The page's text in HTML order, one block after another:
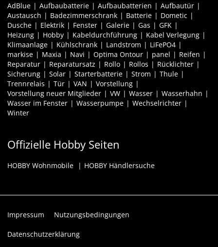
AdBlue Aufbaubatterie Aufbaubatterien
Aufbautür
Austausch
Badezimmerschrank Batterie
Dometic
Dusche
Elektrik Fenster Galerie Gas
GFK
Heizung
Hobby Kabeldurchführung
Kabel Verlegung
Klimaanlage
Kühlschrank Landstrom
LiFePO4
markise
Maxia Navi Optima Ontour panel
Reifen
Reparatur
Reparatursatz Rollo Rollos
Rücklichter
Sicherung
Solar Starterbatterie Strom
Thule
Trennrelais
Tür VAN
Vorstellung
Vorstellung neuer Mitglieder
VW Wasser
Wasserhahn
Wasser im Fenster
Wasserpumpe
Wechselrichter
Winter
Offizielle Hobby Seiten
HOBBY Wohnmobile HOBBY Händlersuche
Impressum Nutzungsbedingungen
Datenschutzerklärung